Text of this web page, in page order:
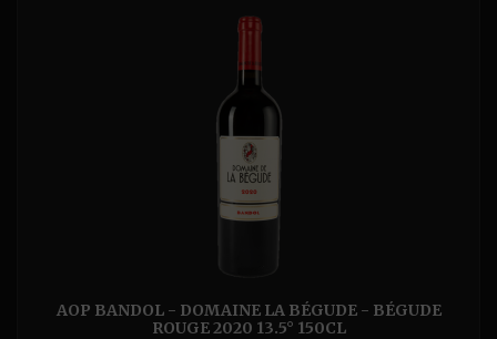
AOP BANDOL - DOMAINE LA BÉGUDE - BÉGUDE
ROUGE 2020 13.5° 150CL